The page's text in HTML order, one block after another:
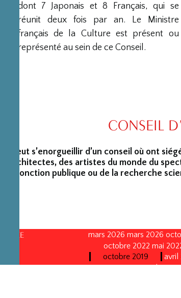
dont 7 Japonais et 8 Français, qui se
réunit deux fois par an. Le Ministre
français de la Culture est présent ou
représenté au sein de ce Conseil.
CONSEIL
peut s’enorgueillir d’un conseil où ont
architectes, des artistes du monde du
la fonction publique ou de la recherche
mars 2026 mars 2026
octobre 2022 mai
octobre 2019
avril
janvier 2015 octobre